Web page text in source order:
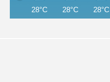
28°C 28°C 28°C